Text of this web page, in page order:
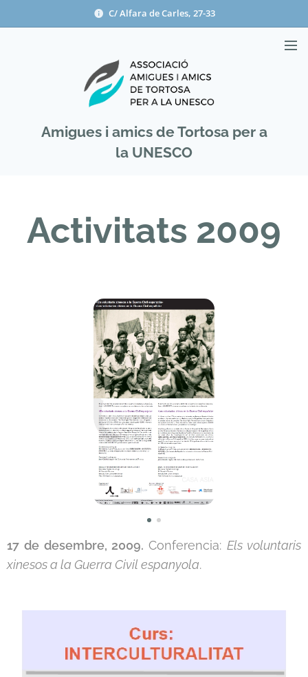
C/ Alfara de Carles, 27-33
Amigues i amics de Tortosa per a
la UNESCO
Activitats 2009
17 de desembre, 2009.Conferencia:Els voluntaris
xinesos a la Guerra Civil espanyola.